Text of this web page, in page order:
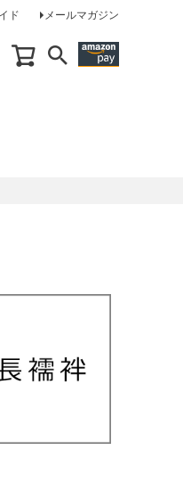
ド メールマガジン